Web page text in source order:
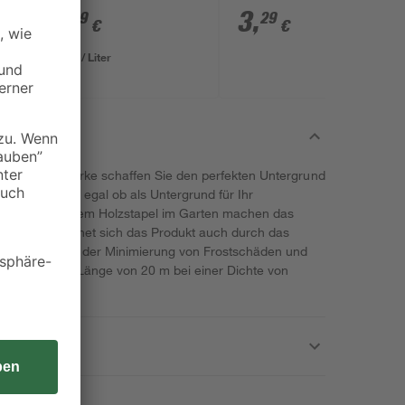
99 €
0,10 € / Liter
3,29 €
Qualitätsmarke schaffen Sie den perfekten Untergrund
egal ob als Untergrund für Ihr
oder dem Holzstapel im Garten machen das
zeichnet sich das Produkt auch durch das
sowie der Minimierung von Frostschäden und
hat Länge von 20 m bei einer Dichte von